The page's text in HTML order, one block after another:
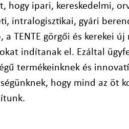
hogy ipari, kereskedelmi,
intralogisztikai, gyári
a TENTE görgői és kerekei
indítanak el. Ezáltal
termékeinknek és
hogy mind az öt